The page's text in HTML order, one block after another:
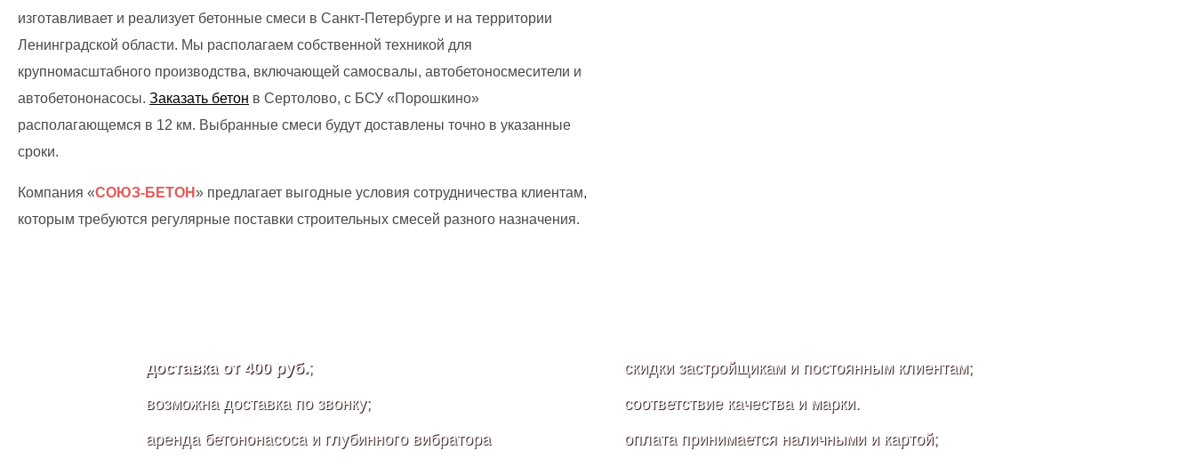
изготавливает и реализует бетонные смеси в Санкт-Петербурге и на территории
Ленинградской области. Мы располагаем собственной техникой для
крупномасштабного производства, включающей самосвалы, автобетоносмесители и
автобетононасосы. Заказать бетон в Сертолово, с БСУ «Порошкино»
располагающемся в 12 км. Выбранные смеси будут доставлены точно в указанные
сроки.
Компания «СОЮЗ-БЕТОН» предлагает выгодные условия сотрудничества клиентам,
которым требуются регулярные поставки строительных смесей разного назначения.
доставка от 400 руб.;
скидки застройщикам и постоянным клиентам;
возможна доставка по звонку;
соответствие качества и марки.
аренда бетононасоса и глубинного вибратора
оплата принимается наличными и картой;